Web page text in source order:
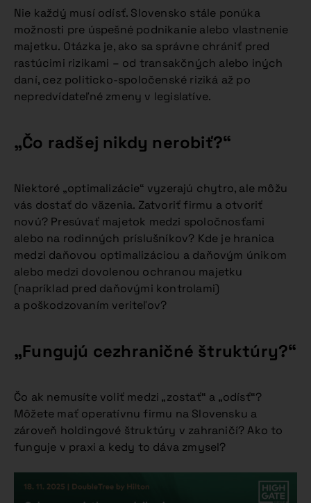
Nie každý musí odísť. Slovensko stále ponúka
možnosti pre úspešné podnikanie alebo vlastnenie
majetku. Otázka je, ako sa správne chrániť pred
rastúcimi rizikami – od transakčných alebo iných
daní, cez politicko-spoločenské riziká až po
nepredvídateľné zmeny v legislatíve.
„Čo radšej nikdy nerobiť?“
Niektoré „optimalizácie“ vyzerajú chytro, ale môžu
vás dostať do väzenia. Zatvoriť firmu a otvoriť
novú? Presúvať majetok medzi spoločnosťami
alebo na rodinných príslušníkov? Kde je hranica
medzi daňovou optimalizáciou a daňovým únikom
alebo medzi dovolenou ochranou majetku
(napríklad pred daňovými kontrolami)
a poškodzovaním veriteľov?
„Fungujú cezhraničné štruktúry?“
Čo ak nemusíte voliť medzi „zostať“ a „odísť“?
Môžete mať operatívnu firmu na Slovensku a
zároveň holdingové štruktúry v zahraničí? Ako to
funguje v praxi a kedy to dáva zmysel?